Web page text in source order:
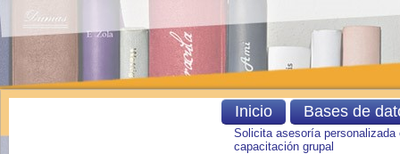
Solicita asesoría personalizada
capacitación grupal
Inicio Bases de